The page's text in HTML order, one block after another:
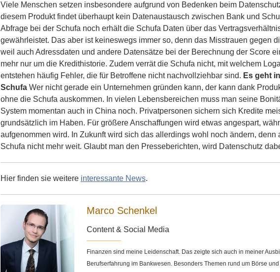
Viele Menschen setzen insbesondere aufgrund von Bedenken beim
diesem Produkt findet überhaupt kein Datenaustausch zwischen Bank und
Abfrage bei der Schufa noch erhält die Schufa Daten über das
gewährleistet. Das aber ist keineswegs immer so, denn das Misstrauen gegen
weil auch Adressdaten und andere Datensätze bei der Berechnung der Score
mehr nur um die Kredithistorie. Zudem verrät die Schufa nicht, mit welchem
entstehen häufig Fehler, die für Betroffene nicht nachvollziehbar sind. Es geht
SchufaWer nicht gerade ein Unternehmen gründen kann, der kann dank
ohne die Schufa auskommen. In vielen Lebensbereichen muss man seine
System momentan auch in China noch. Privatpersonen sichern sich Kredite
grundsätzlich im Haben. Für größere Anschaffungen wird etwas angespart,
aufgenommen wird. In Zukunft wird sich das allerdings wohl noch ändern,
Schufa nicht mehr weit. Glaubt man den Presseberichten, wird Datenschutz
Hier finden sie weitere interessante News.
Marco Schenkel
Content & Social Media
Finanzen sind meine Leidenschaft. Das zeigte sich auch in meiner
Berufserfahrung im Bankwesen. Besonders Themen rund um Börse